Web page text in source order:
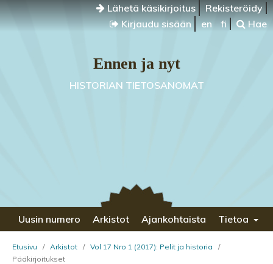
Lähetä käsikirjoitus
Rekisteröidy
Kirjaudu sisään
en fi Hae
Ennen ja nyt
HISTORIAN TIETOSANOMAT
Uusin numero Arkistot Ajankohtaista Tietoa
Etusivu / Arkistot / Vol 17 Nro 1 (2017): Pelit ja historia
/
Pääkirjoitukset